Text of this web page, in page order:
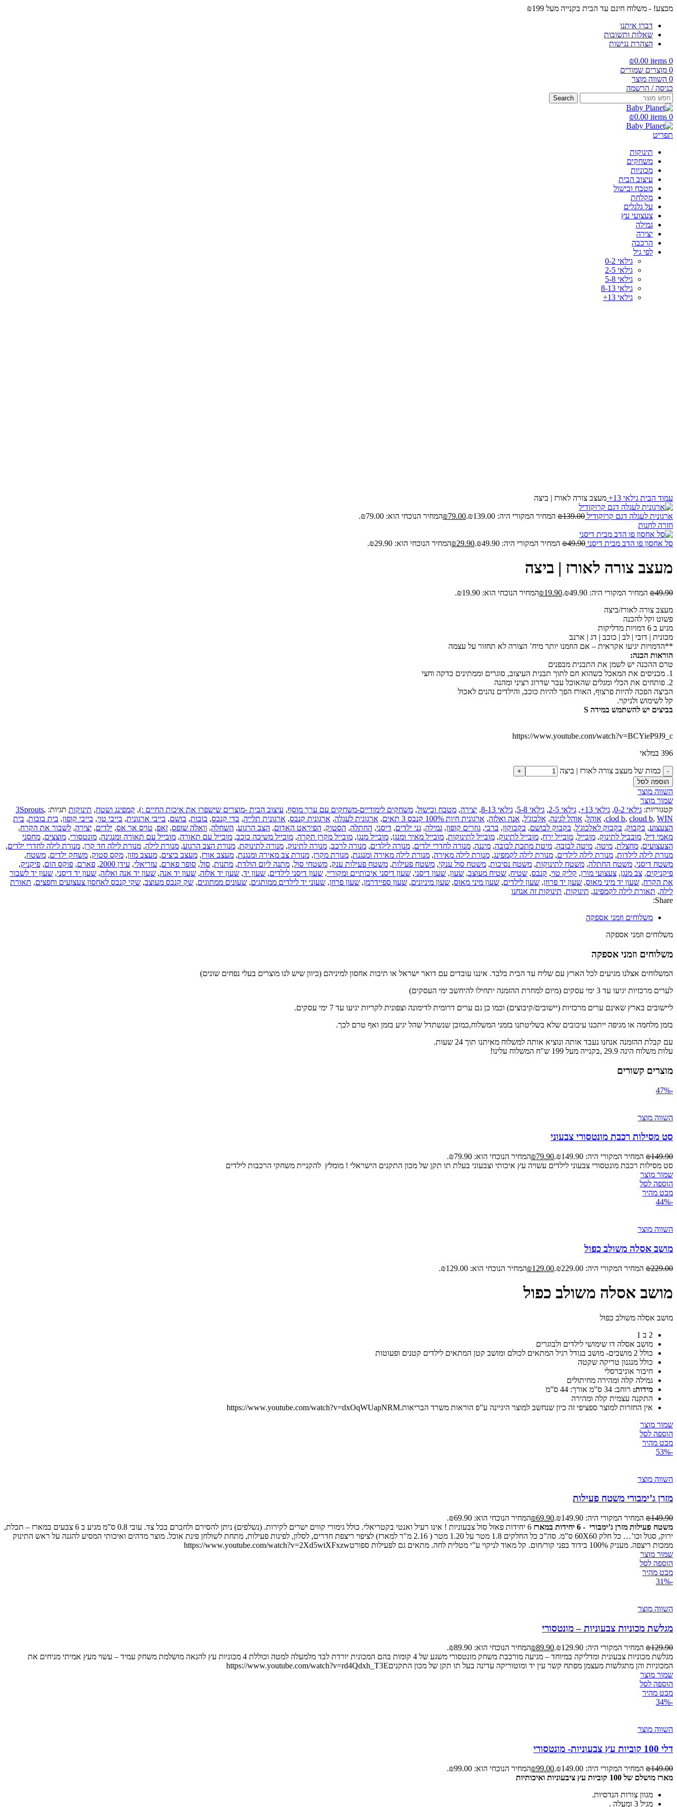
מבצע! - משלוח חינם עד הבית בקנייה מעל ₪199
דברו איתנו
שאלות ותשובות
הצהרת נגישות
0
items
₪0.00
0 מוצרים שמורים
0 השווה מוצר
כניסה / הרשמה
Search
0
items
₪0.00
תפריט
תינוקות
משחקים
מכוניות
עיצוב הבית
מטבח ובישול
מקלחת
על גלגלים
צעצועי עץ
גמילה
יצירה
הרכבה
לפי גיל
גילאי 0-2
גילאי 2-5
גילאי 5-8
גילאי 8-13
גילאי 13+
עמוד הבית גילאי 13+ מעצב צורה לאורז | ביצה
ארגונית לעגלה דגם קרוקודיל ₪139.00 המחיר המקורי היה: ₪139.00. ₪79.00
המחיר הנוכחי הוא: ₪79.00.
חזרה לחנות
סל אחסון פו הדב מבית דיסני ₪49.90 המחיר המקורי היה: ₪49.90. ₪29.90 המחיר הנוכחי הוא: ₪29.90.
מעצב צורה לאורז | ביצה
₪49.90 המחיר המקורי היה: ₪49.90. ₪19.90
המחיר הנוכחי הוא: ₪19.90.
מעצב צורה לאורז/ביצה
פשוט וקל להכנה
מגיע ב 6 דמויות מדליקות
מכונית | דובי | לב | כוכב | דג | ארנב
**הדמויות יגיעו אקראית – אם הוזמנו יותר מיח’ הצורה לא תחזור על עצמה
הוראות הכנה:
טרם ההכנה יש לשמן את התבנית מבפנים
1. מכניסים את המאכל כשהוא חם לתוך תבנית העיצוב, סוגרים וממתינים כדקה וחצי
2. פותחים את הכלי ומגלים שהאוכל עבר שדרוג רציני ומהנה
הביצה הפכה להיות פרצוף, האורז הפך להיות כוכב, והילדים נהנים לאכול
קל לשימוש ולניקוי.
בביצים יש להשתמש במידה S
https://www.youtube.com/watch?v=BCYieP9J9_c
396 במלאי
כמות של מעצב צורה לאורז | ביצה
הוספה לסל
השווה מוצר
שמור מוצר
קטגוריות: גילאי 0-2 , גילאי 13+ , גילאי 2-5 , גילאי 5-8 , גילאי 8-13 , יצירה, מטבח ובישול, משחקים לימודיים-משחקים עם ערך מוסף, עיצוב הבית -מוצרים שישפרו את איכות החיים :), קמפינג ושטח, תינוקות תגיות: 3Sprouts,
clod b, cloud b, WIN
, אוהל, אוהל לגינה, אלכוג'ל, אנה ואלזה, ארגונית חיות 100% קנבס 3 תאים , ארגונית לעגלה, ארגונית קנבס, ארגונית תלייה, בדי קנבס, בובות, בושם, בייבי ארגונית, בייבי טוי, בייבי קופון, בית בובות, בית
הצעצוע, בקבוק, בקבוק לאלכוג'ל, בקבוק לבושם, בקבוקון, ברבי, גוזרים קופון, גמילה, גני ילדים, דיסני, החתלה, הסטוק, הפיראט האדום, הצב הרגוע, השחלה, וואלה שופס, זאפ, טויס אר אס, ילדים, יצירה, לשבור את הקרח,
מאמי דיל, מובביל לתינוק, מובייל, מובייל ירח, מובייל לתינוק, מובייל לתינוקות, מובייל מאיר ומנגן, מובייל מנגן, מובייל מקרן תקרה, מובייל משיכה כוכב, מובייל עם תאורה, מובייל עם תאורה ומנגינה, מונטסורי, מוצצים, מחסני
הצעצועים, מחצלת, מיטה, מיטה לבובה, מיטת מתכת לבובה, מיננה, מנורה לחדרי ילדים, מנורה לילדים, מנורה לרכב, מנורה לתינוק, מנורה לתינוקת, מנורת הצב הרגוע, מנורת לילה, מנורת לילה חד קרן, מנורת לילה לחדרי ילדים,
מנורת לילה לילדות, מנורת לילה לילדים, מנורת לילה לקמפינג, מנורת לילה מאירה, מנורת לילה מאירה ומנגנת, מנורת מקרן, מנורת צב מאירה ומנגנת, מעצב אורז, מעצב ביצים, מעצב מזון, מקס סטוק, משחק ילדים, משטח,
משטח דיסני, משטח החתלה, משטח לתינוקות, משטח נסיכות, משטח סול ענקי, משטח פעילות, משטח פעילות ענק, משטחי סול, מתנה ליום הולדת, מתנות, סול, סופר פארם, עזריאלי, עידן 2000 , פארם, פוקס הום, פיקניק,
פיקניקים, צב מנגן, צעצועי מורן, קליק טוי, קנבס, שטיח, שטיח מעוצב, שעון, שעון דיסני, שעון דיסני איכותיים ומקוריי, שעון דיסני לילדים, שעון יד, שעון יד אלזה, שעון יד אנה, שעון יד אנה ואלזה, שעון יד דיסני, שעון יד לשבור
את הקרח, שעון יד מיני מאוס, שעון יד פרוזן, שעון לילדים, שעון מיני מאוס, שעון מיניונים, שעון ספיידרמן, שעון פרוזן, שעוני יד לילדים ממותגים, שעונים ממתוגים, שק קנבס מעוצב, שקי קנבס לאחסון צעצועים וחפצים, תאורת
לילה, תאורת לילה לקמפינג, תינוקות, תינוקות זה אנחנו
Share:
משלוחים וזמני אספקה
משלוחים וזמני אספקה
משלוחים וזמני אספקה
המשלוחים אצלנו מגיעים לכל הארץ עם שליח עד הבית בלבד. איננו עובדים עם דואר ישראל או תיבות אחסון למיניהם (כיוון שיש לנו מוצרים בעלי נפחים שונים)
לערים מרכזיות יגיעו עד 3 ימי עסקים (מיום למחרת ההזמנה יתחילו להיחשב ימי העסקים)
ליישובים בארץ שאינם ערים מרכזיות (יישובים/קיבוצים) וכמו כן גם ערים דרומית לדימונה וצפונית לקריות יגיעו עד 7 ימי עסקים.
בזמן מלחמה או מגיפה ייתכנו עיכובים שלא בשליטתנו בזמני המשלוח,כמובן שנשתדל שהל יגיע בזמן ואף טרם לכך.
עם קבלת ההזמנה אנחנו נעבד אותה ונוציא אותה למשלוח מאיתנו תוך 24 שעות.
עלות משלוח הינה 29.9 ,בקנייה מעל 199 ש"ח המשלוח עלינו!
מוצרים קשורים
-47%
השווה מוצר
סט מסילות רכבת מונטסורי צבעוני
₪149.90 המחיר המקורי היה: ₪149.90. ₪79.90
המחיר הנוכחי הוא: ₪79.90.
סט מסילות רכבת מונטסורי צבעוני לילדים עשויה עץ איכותי וצבעוני בעלת תו תקן של מכון התקנים הישראלי ! מומלץ להקניית משחקי הרכבות לילדים
שמור מוצר
הוספה לסל
מבט מהיר
-44%
השווה מוצר
מושב אסלה משולב כפול
₪229.00 המחיר המקורי היה: ₪229.00. ₪129.00 המחיר הנוכחי הוא: ₪129.00.
מושב אסלה משולב כפול
מושב אסלה משולב כפול
2 ב 1
מושב אסלה דו שימושי לילדים ולבוגרים
כולל 2 מושבים- מושב בגודל רגיל המתאים לכולם ומושב קטן המתאים לילדים קטנים ופעוטות
כולל מנגנון טריקה שקטה
חיבור אוניברסלי
גמילה קלה ומהירה מחיתולים
מידות: רוחב: 34 ס”מ אורך: 44 ס”מ
התקנה עצמית קלה ומהירה
אין החזרות למוצר ספציפי זה כיון שנחשב למוצר היגיינה ע”פ הוראות משרד הבריאות.https://www.youtube.com/watch?v=dxOqWUapNRM
שמור מוצר
הוספה לסל
מבט מהיר
-53%
השווה מוצר
מזרן ג’ימבורי משטח פעילות
₪149.90 המחיר המקורי היה: ₪149.90. ₪69.90
המחיר הנוכחי הוא: ₪69.90.
משטח פעילות מזרן ג’ימבורי - 6 יחידות במארז
6 יחידות פאזל סול צבעוניות ! אינו רעיל ואנטי בקטריאלי. כולל גימורי קווים ישרים לקירות. (נשלפים) ניתן להסירם ולחברם בכל צד. עובי 0.8 ס”מ מגיע ב 6 צבעים במארז – תכלת,
ירוק, סגול וכו’… כל חלק 60X60 ס”מ. סה”כ כל החלקים 1.8 מטר על 1.20 מטר ( 2.16 מ"ר למארז) לציפוי ריצפת חדרים, לסלון, לפינות פעילות, מתחת לשולחן פינת אוכל. מוצר מדהים ואיכותי המסיע להגנה על ראש התינוק
ממכות ריצפה. מעניק 100% בידוד בפני קור/חום. קל מאוד לניקוי ע”י מטלית לחה. מתאים גם לפעילות ספורטhttps://www.youtube.com/watch?v=2Xd5wtXFxzw
שמור מוצר
הוספה לסל
מבט מהיר
-31%
השווה מוצר
מגלשת מכוניות צבעוניות – מונטסורי
₪129.90 המחיר המקורי היה: ₪129.90. ₪89.90
המחיר הנוכחי הוא: ₪89.90.
מגלשת מכוניות צבעונית ומדליקה במיוחד – מגיעה מורכבת משחק מונטסורי משגע של 4 קומות בהם המכונית יורדת לבד מלמעלה למטה וכוללת 4 מכוניות עץ להנאה מושלמת משחק עמיד – עשוי מעץ אמיתי מניחים את
המכוניות והן מתגלשות מעצמן מפתח קשר עין יד ומוטוריקה עדינה בעל תו תקן של מכון התקניםhttps://www.youtube.com/watch?v=rd4Qdxh_T3E
שמור מוצר
הוספה לסל
מבט מהיר
-34%
השווה מוצר
דלי 100 קוביות עץ צבעוניות- מונטסורי
₪149.00 המחיר המקורי היה: ₪149.00. ₪99.00
המחיר הנוכחי הוא: ₪99.00.
מארז מושלם של 100 קוביות עץ ציבעוניות ואיכותיות
מגוון צורות הנדסיות.
מגיל 3 ומעלה .